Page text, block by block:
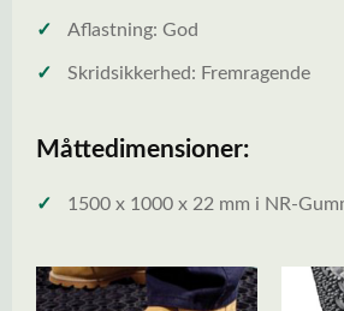
✓ Aflastning: God
✓ Skridsikkerhed: Fremragende
Måttedimensioner:
✓ 1500 x 1000 x 22 mm i NR-